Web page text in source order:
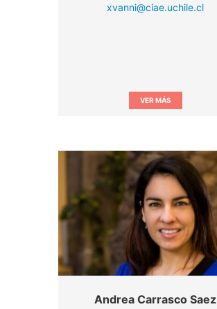
xvanni@ciae.uchile.cl
VER MÁS
Andrea Carrasco Saez